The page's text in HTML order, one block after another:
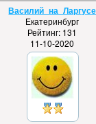
Василий_на_Ларгусе
Екатеринбург
Рейтинг: 131
11-10-2020